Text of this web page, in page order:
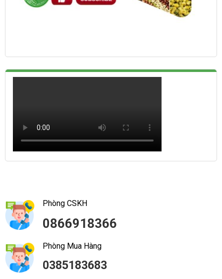
Phòng CSKH
0866918366
Phòng Mua Hàng
0385183683